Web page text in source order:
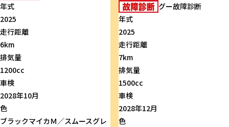
年式
2025
走行距離
6km
排気量
1200cc
車検
2028年10月
色
ブラックマイカＭ／スムースグレ
グー故障診断
年式
2025
走行距離
7km
排気量
1500cc
車検
2028年12月
色